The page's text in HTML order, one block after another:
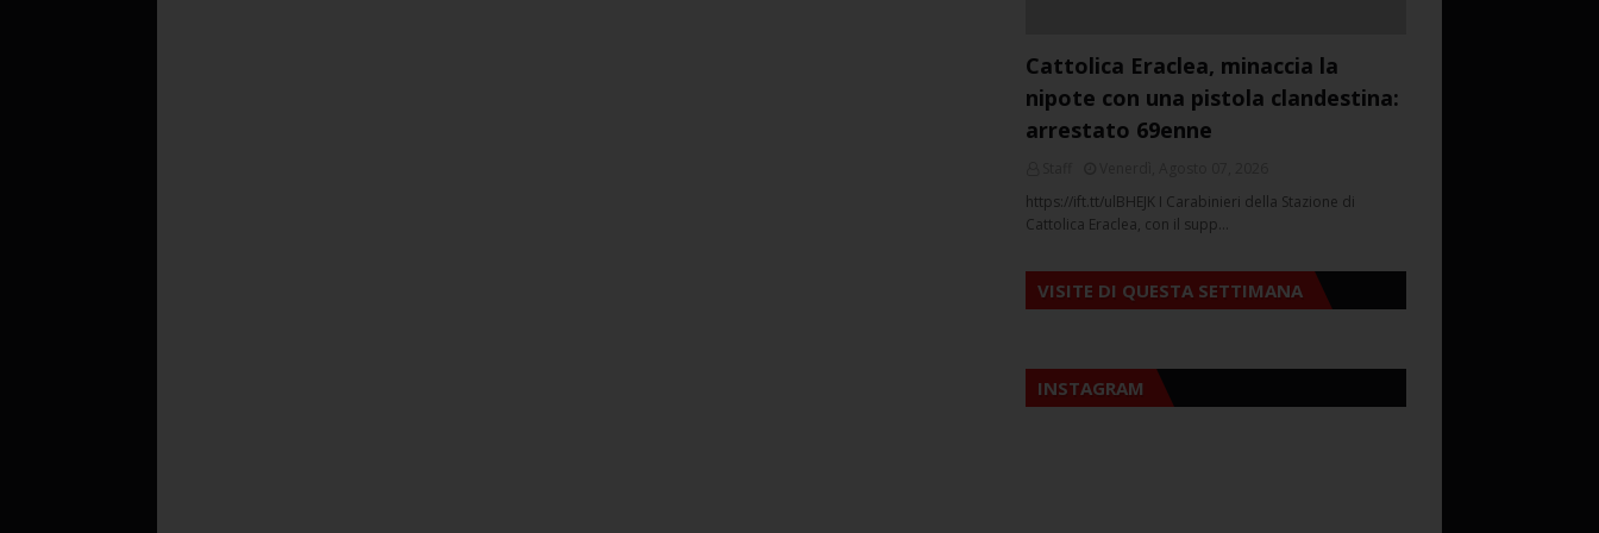
Cattolica Eraclea, minaccia la
nipote con una pistola clandestina:
arrestato 69enne
https://ift.tt/ulBHEJK I Carabinieri della Stazione di
Cattolica Eraclea, con il supp…
VISITE DI QUESTA SETTIMANA
INSTAGRAM